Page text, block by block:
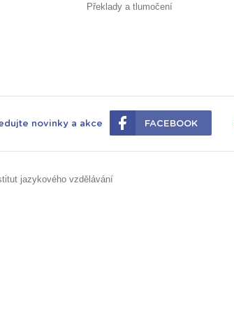
Překlady a tlumočení
novinky a akce FACEBOOK
jazykového vzdělávání